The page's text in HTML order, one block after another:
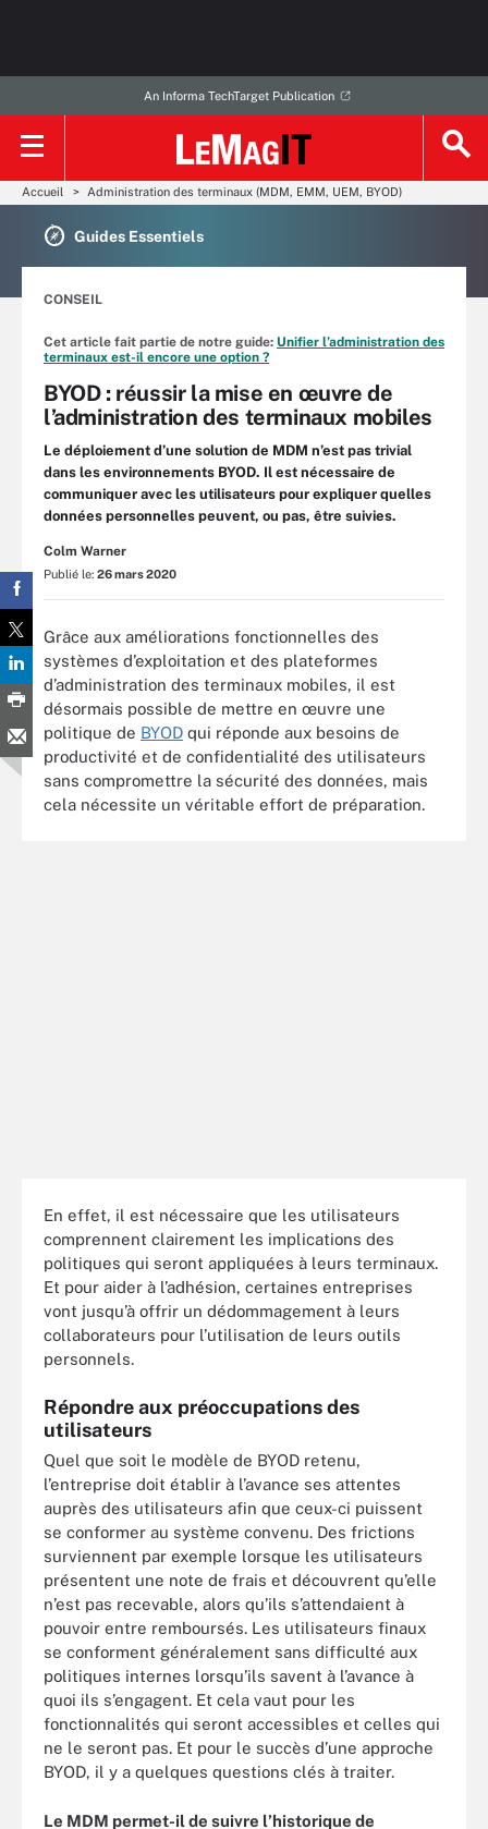
An Informa TechTarget Publication
Accueil Administration des terminaux (MDM, EMM, UEM, BYOD)
Guides Essentiels
CONSEIL
Cet article fait partie de notre guide: Unifier l’administration des
terminaux est-il encore une option ?
BYOD : réussir la mise en œuvre de
l’administration des terminaux mobiles
Le déploiement d’une solution de MDM n’est pas trivial
dans les environnements BYOD. Il est nécessaire de
communiquer avec les utilisateurs pour expliquer quelles
données personnelles peuvent, ou pas, être suivies.
Colm Warner
Publié le: 26 mars 2020
Grâce aux améliorations fonctionnelles des
systèmes d’exploitation et des plateformes
d’administration des terminaux mobiles, il est
désormais possible de mettre en œuvre une
politique de BYOD qui réponde aux besoins de
productivité et de confidentialité des utilisateurs
sans compromettre la sécurité des données, mais
cela nécessite un véritable effort de préparation.
En effet, il est nécessaire que les utilisateurs
comprennent clairement les implications des
politiques qui seront appliquées à leurs terminaux.
Et pour aider à l’adhésion, certaines entreprises
vont jusqu’à offrir un dédommagement à leurs
collaborateurs pour l’utilisation de leurs outils
personnels.
Répondre aux préoccupations des
utilisateurs
Quel que soit le modèle de BYOD retenu,
l’entreprise doit établir à l’avance ses attentes
auprès des utilisateurs afin que ceux-ci puissent
se conformer au système convenu. Des frictions
surviennent par exemple lorsque les utilisateurs
présentent une note de frais et découvrent qu’elle
n’est pas recevable, alors qu’ils s’attendaient à
pouvoir entre remboursés. Les utilisateurs finaux
se conforment généralement sans difficulté aux
politiques internes lorsqu’ils savent à l’avance à
quoi ils s’engagent. Et cela vaut pour les
fonctionnalités qui seront accessibles et celles qui
ne le seront pas. Et pour le succès d’une approche
BYOD, il y a quelques questions clés à traiter.
Le MDM permet-il de suivre l’historique de